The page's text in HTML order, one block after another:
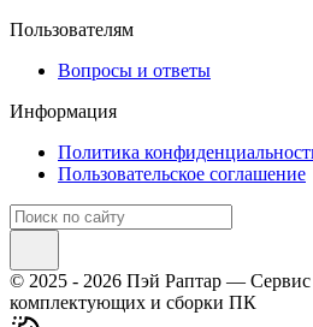
Пользователям
Вопросы и ответы
Информация
Политика
Пользовательское соглашение
© 2025 - 2026 Пэй Раптар — Сервис
комплектующих и сборки ПК